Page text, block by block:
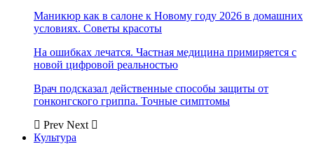
Маникюр как в салоне к Новому году 2026 в домашних
условиях. Советы красоты
На ошибках лечатся. Частная медицина примиряется с
новой цифровой реальностью
Врач подсказал действенные способы защиты от
гонконгского гриппа. Точные симптомы
Prev Next
Культура